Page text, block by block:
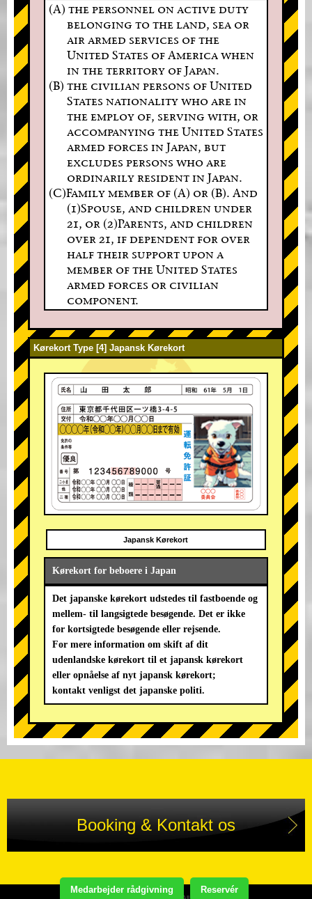
Medarbejder rådgivning Reservér
(A) the personnel on active duty
belonging to the land, sea or
air armed services of the
United States of America when
in the territory of Japan.
(B) the civilian persons of United
States nationality who are in
the employ of, serving with, or
accompanying the United States
armed forces in Japan, but
excludes persons who are
ordinarily resident in Japan.
(C)Family member of (A) or (B). And
(1)Spouse, and children under
21, or (2)Parents, and children
over 21, if dependent for over
half their support upon a
member of the United States
armed forces or civilian
component.
Kørekort Type [4] Japansk Kørekort
Japansk Kørekort
Kørekort for beboere i Japan
Det japanske kørekort udstedes til fastboende og
mellem- til langsigtede besøgende. Det er ikke
for kortsigtede besøgende eller rejsende.
For mere information om skift af dit
udenlandske kørekort til et japansk kørekort
eller opnåelse af nyt japansk kørekort;
kontakt venligst det japanske politi.
Booking & Kontakt os